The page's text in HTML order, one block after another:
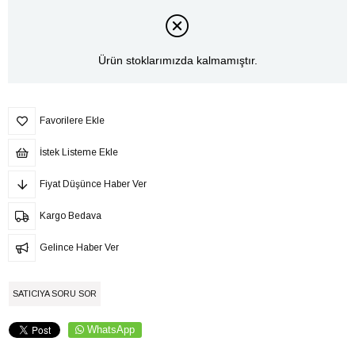
Ürün stoklarımızda kalmamıştır.
Favorilere Ekle
İstek Listeme Ekle
Fiyat Düşünce Haber Ver
Kargo Bedava
Gelince Haber Ver
SATICIYA SORU SOR
WhatsApp